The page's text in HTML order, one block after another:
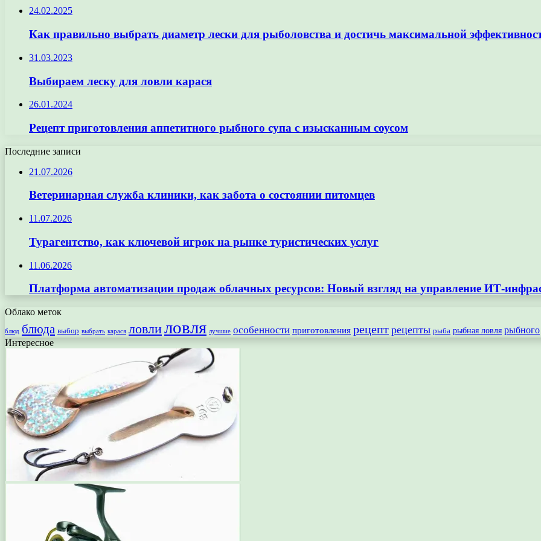
24.02.2025
Как правильно выбрать диаметр лески для рыболовства и достичь максимальной
31.03.2023
Выбираем леску для ловли карася
26.01.2024
Рецепт приготовления аппетитного рыбного супа с изысканным соусом
Последние записи
21.07.2026
Ветеринарная служба клиники, как забота о состоянии питомцев
11.07.2026
Турагентство, как ключевой игрок на рынке туристических услуг
11.06.2026
Платформа автоматизации продаж облачных ресурсов: Новый взгляд на управление ИТ-
Облако меток
блюд блюда выбор выбрать карася ловлиловля лучшие особенности приготовления рецепт рецепты рыба рыбная ловля рыбного
Интересное